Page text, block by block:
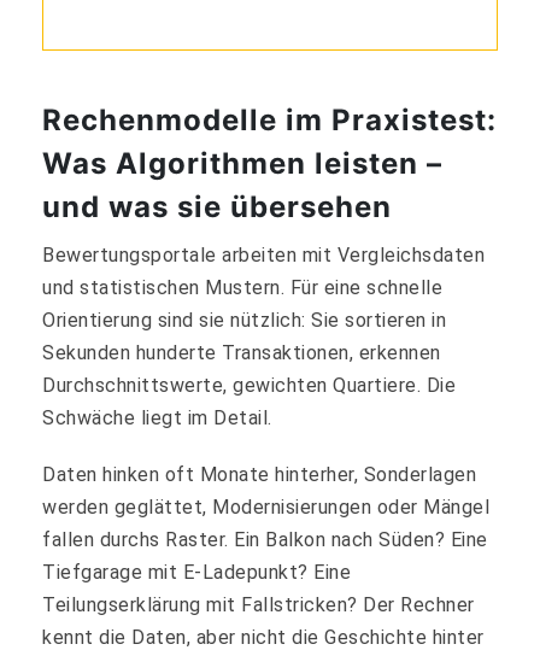
Rechenmodelle im Praxistest:
Was Algorithmen leisten –
und was sie übersehen
Bewertungsportale arbeiten mit Vergleichsdaten
und statistischen Mustern. Für eine schnelle
Orientierung sind sie nützlich: Sie sortieren in
Sekunden hunderte Transaktionen, erkennen
Durchschnittswerte, gewichten Quartiere. Die
Schwäche liegt im Detail.
Daten hinken oft Monate hinterher, Sonderlagen
werden geglättet, Modernisierungen oder Mängel
fallen durchs Raster. Ein Balkon nach Süden? Eine
Tiefgarage mit E‑Ladepunkt? Eine
Teilungserklärung mit Fallstricken? Der Rechner
kennt die Daten, aber nicht die Geschichte hinter